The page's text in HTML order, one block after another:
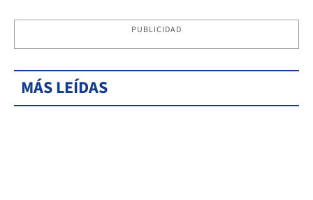
PUBLICIDAD
MÁS LEÍDAS